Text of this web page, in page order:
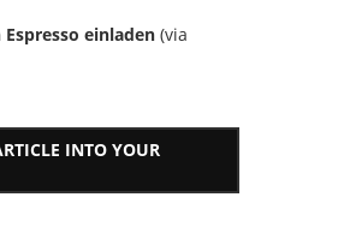
einladen (via
INTO YOUR